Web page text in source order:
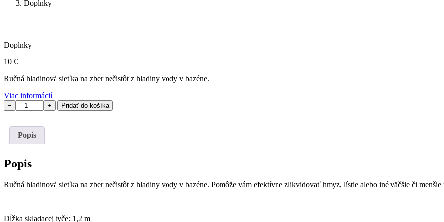
Doplnky
Doplnky
10 €
Ručná hladinová sieťka na zber nečistôt z hladiny vody v bazéne.
Viac informácií
množstvo
Naberačka
na
nečistoty
− + Pridať do košíka
Popis
Popis
Ručná hladinová sieťka na zber nečistôt z hladiny vody v bazéne. Pomôže vám efektívne zlikvidovať hmyz, lístie alebo iné väčšie či menšie
Dĺžka skladacej tyče: 1,2 m